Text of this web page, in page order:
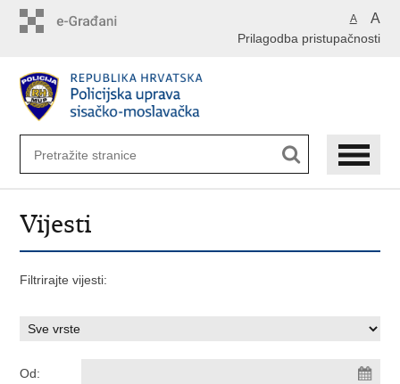
A A
Prilagodba pristupačnosti
Vijesti
Filtrirajte vijesti:
Od: